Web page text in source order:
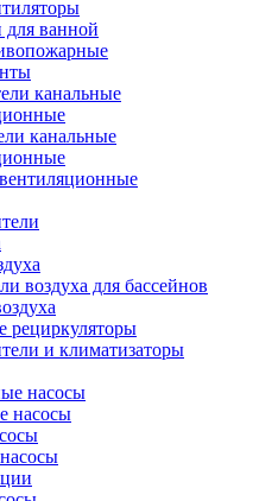
ванной
канальные
канальные
воздуха для бассейнов
рециркуляторы
и климатизаторы
насосы
насосы